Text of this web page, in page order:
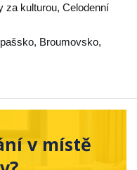
za kulturou, Celodenní
, Broumovsko,
v místě